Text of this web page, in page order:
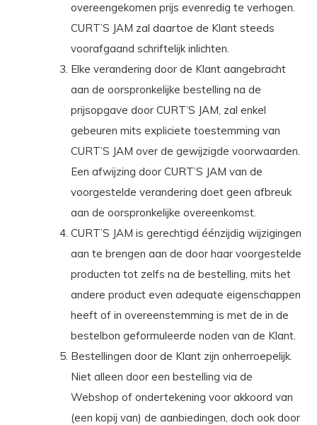
overeengekomen prijs evenredig te verhogen.
CURT’S JAM zal daartoe de Klant steeds
voorafgaand schriftelijk inlichten.
Elke verandering door de Klant aangebracht
aan de oorspronkelijke bestelling na de
prijsopgave door CURT’S JAM, zal enkel
gebeuren mits expliciete toestemming van
CURT’S JAM over de gewijzigde voorwaarden.
Een afwijzing door CURT’S JAM van de
voorgestelde verandering doet geen afbreuk
aan de oorspronkelijke overeenkomst.
CURT’S JAM is gerechtigd éénzijdig wijzigingen
aan te brengen aan de door haar voorgestelde
producten tot zelfs na de bestelling, mits het
andere product even adequate eigenschappen
heeft of in overeenstemming is met de in de
bestelbon geformuleerde noden van de Klant.
Bestellingen door de Klant zijn onherroepelijk.
Niet alleen door een bestelling via de
Webshop of ondertekening voor akkoord van
(een kopij van) de aanbiedingen, doch ook door